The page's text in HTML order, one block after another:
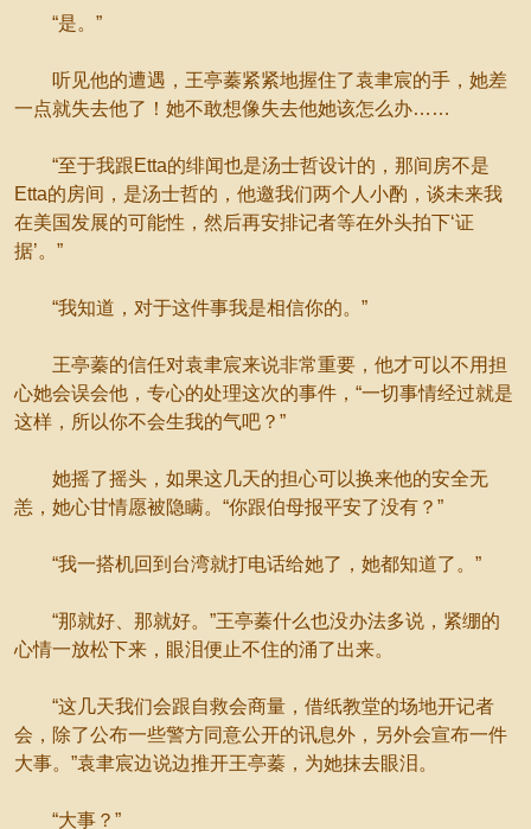
“是。”
听见他的遭遇，王亭蓁紧紧地握住了袁聿宸的手，她差
一点就失去他了！她不敢想像失去他她该怎么办……
“至于我跟Etta的绯闻也是汤士哲设计的，那间房不是
Etta的房间，是汤士哲的，他邀我们两个人小酌，谈未来我
在美国发展的可能性，然后再安排记者等在外头拍下‘证
据’。”
“我知道，对于这件事我是相信你的。”
王亭蓁的信任对袁聿宸来说非常重要，他才可以不用担
心她会误会他，专心的处理这次的事件，“一切事情经过就是
这样，所以你不会生我的气吧？”
她摇了摇头，如果这几天的担心可以换来他的安全无
恙，她心甘情愿被隐瞒。“你跟伯母报平安了没有？”
“我一搭机回到台湾就打电话给她了，她都知道了。”
“那就好、那就好。”王亭蓁什么也没办法多说，紧绷的
心情一放松下来，眼泪便止不住的涌了出来。
“这几天我们会跟自救会商量，借纸教堂的场地开记者
会，除了公布一些警方同意公开的讯息外，另外会宣布一件
大事。”袁聿宸边说边推开王亭蓁，为她抹去眼泪。
“大事？”